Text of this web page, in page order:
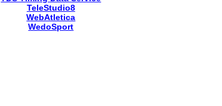
TeleStudio8
WebAtletica
WedoSport